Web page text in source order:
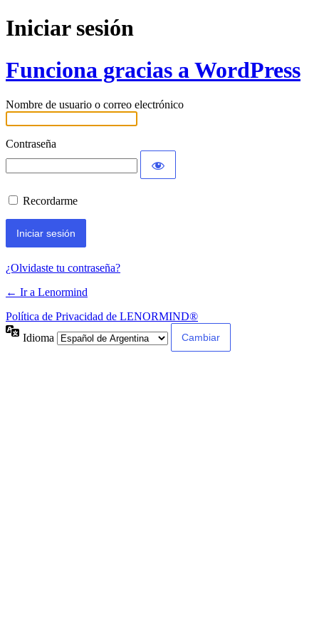
Iniciar sesión
Funciona gracias a WordPress
Nombre de usuario o correo electrónico
Contraseña
Recordarme
¿Olvidaste tu contraseña?
← Ir a Lenormind
Política de Privacidad de LENORMIND®
Idioma